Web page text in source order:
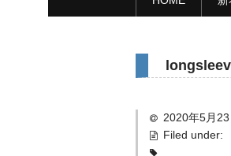
2020年5月23
Filed under: